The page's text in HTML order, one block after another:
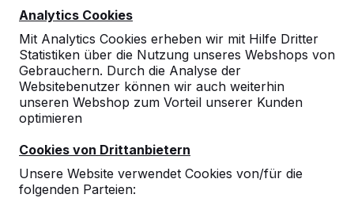
Analytics Cookies
Mit Analytics Cookies erheben wir mit Hilfe Dritter
Statistiken über die Nutzung unseres Webshops von
Gebrauchern. Durch die Analyse der
Websitebenutzer können wir auch weiterhin
unseren Webshop zum Vorteil unserer Kunden
optimieren
Cookies von Drittanbietern
Unsere Website verwendet Cookies von/für die
folgenden Parteien: